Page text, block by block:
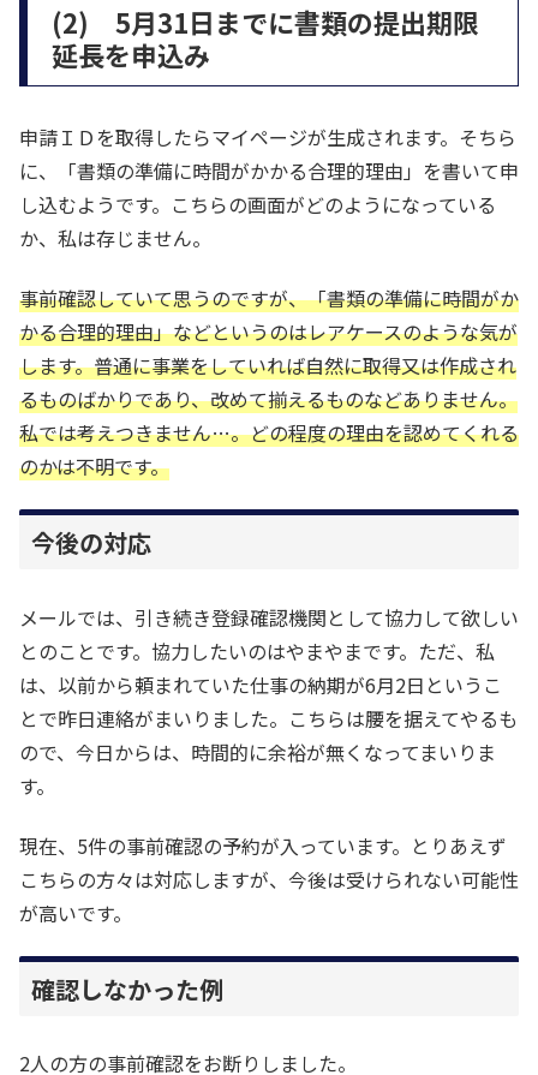
(2) 5月31日までに書類の提出期限
延長を申込み
申請ＩＤを取得したらマイページが生成されます。そちら
に、「書類の準備に時間がかかる合理的理由」を書いて申
し込むようです。こちらの画面がどのようになっている
か、私は存じません。
事前確認していて思うのですが、「書類の準備に時間がか
かる合理的理由」などというのはレアケースのような気が
します。普通に事業をしていれば自然に取得又は作成され
るものばかりであり、改めて揃えるものなどありません。
私では考えつきません…。どの程度の理由を認めてくれる
のかは不明です。
今後の対応
メールでは、引き続き登録確認機関として協力して欲しい
とのことです。協力したいのはやまやまです。ただ、私
は、以前から頼まれていた仕事の納期が6月2日というこ
とで昨日連絡がまいりました。こちらは腰を据えてやるも
ので、今日からは、時間的に余裕が無くなってまいりま
す。
現在、5件の事前確認の予約が入っています。とりあえず
こちらの方々は対応しますが、今後は受けられない可能性
が高いです。
確認しなかった例
2人の方の事前確認をお断りしました。